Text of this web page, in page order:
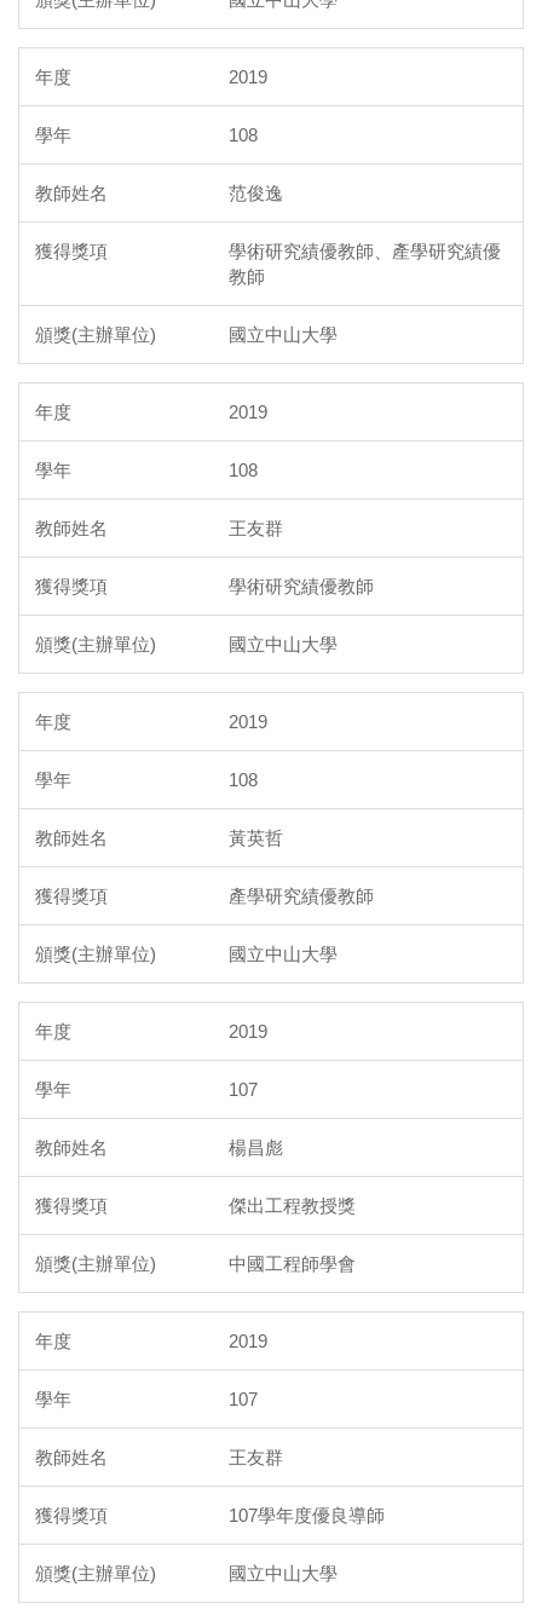
2019
108
范俊逸
學術研究績優教師、產學研究績優
教師
國立中山大學
2019
108
王友群
學術研究績優教師
國立中山大學
2019
108
黃英哲
產學研究績優教師
國立中山大學
2019
107
楊昌彪
傑出工程教授獎
中國工程師學會
2019
107
王友群
107學年度優良導師
國立中山大學